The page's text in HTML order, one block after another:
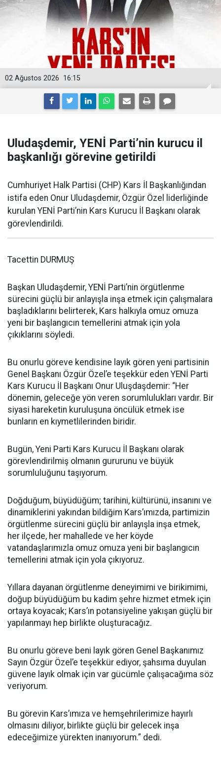
16:15
02 Ağustos 2026
Uludaşdemir, YENİ Parti’nin kurucu il
başkanlığı görevine getirildi
Cumhuriyet Halk Partisi (CHP) Kars İl Başkanlığından
istifa eden Onur Uludaşdemir, Özgür Özel liderliğinde
kurulan YENİ Parti’nin Kars Kurucu İl Başkanı olarak
görevlendirildi.
Tacettin DURMUŞ
Başkan Uludaşdemir, YENİ Parti’nin örgütlenme
sürecini güçlü bir anlayışla inşa etmek için çalışmalara
başladıklarını belirterek, Kars halkıyla omuz omuza
yeni bir başlangıcın temellerini atmak için yola
çıkıklarını söyledi.
Bu onurlu göreve kendisine layık gören yeni partisinin
Genel Başkanı Özgür Özel’e teşekkür eden YENİ Parti
Kars Kurucu İl Başkanı Onur Uluşdaşdemir: “Her
dönemin, geleceğe yön veren sorumlulukları vardır. Bir
siyasi hareketin kuruluşuna öncülük etmek ise
bunların en kıymetlilerinden biridir.
Bugün, Yeni Parti Kars Kurucu İl Başkanı olarak
görevlendirilmiş olmanın gururunu ve büyük
sorumluluğunu taşıyorum.
Doğduğum, büyüdüğüm; tarihini, kültürünü, insanını ve
dinamiklerini yakından bildiğim Kars’ımızda, partimizin
örgütlenme sürecini güçlü bir anlayışla inşa etmek,
her ilçede, her mahallede ve her köyde
vatandaşlarımızla omuz omuza yeni bir başlangıcın
temellerini atmak için yola çıkıyoruz.
Yıllara dayanan örgütlenme deneyimimi ve birikimimi,
doğup büyüdüğüm bu kadim şehre hizmet etmek için
ortaya koyacak; Kars’ın potansiyeline yakışan güçlü bir
yapılanmayı hep birlikte oluşturacağız.
Bu onurlu göreve beni layık gören Genel Başkanımız
Sayın Özgür Özel’e teşekkür ediyor, şahsıma duyulan
güvene layık olmak için var gücümle çalışacağıma söz
veriyorum.
Bu görevin Kars’ımıza ve hemşehrilerimize hayırlı
olmasını diliyor, birlikte güçlü bir gelecek inşa
edeceğimize yürekten inanıyorum.” dedi.